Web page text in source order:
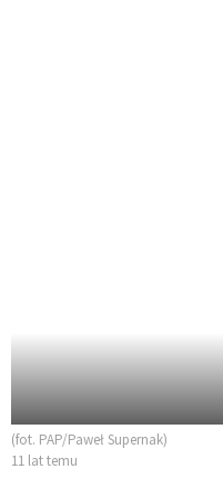
(fot. PAP/Paweł Supernak)
11 lat temu